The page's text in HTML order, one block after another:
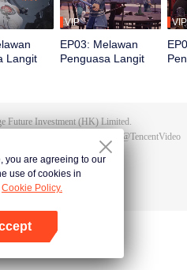
Langit
VIP
EP03: Melawan
Penguasa Langit
VIP
Future Investment (HK) Limited.
@TencentVideo
you are agreeing to our
use of cookies in
Cookie Policy.